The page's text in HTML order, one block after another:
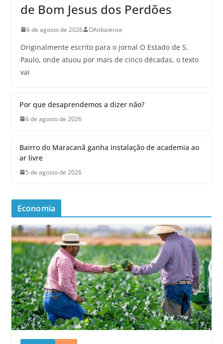
de Bom Jesus dos Perdões
6 de agosto de 2026 OAtibaiense
Originalmente escrito para o jornal O Estado de S.
Paulo, onde atuou por mais de cinco décadas, o texto
vai
Por que desaprendemos a dizer não?
6 de agosto de 2026
Bairro do Maracanã ganha instalação de academia ao
ar livre
5 de agosto de 2026
Economia